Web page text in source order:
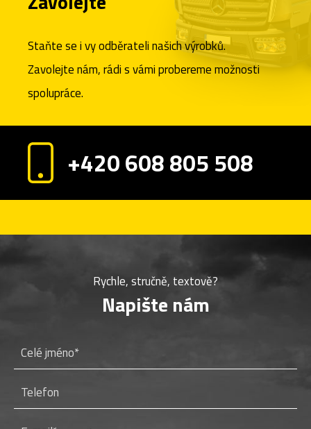
Staňte se i vy odběrateli našich výrobků.
Zavolejte nám, rádi s vámi probereme možnosti
spolupráce.
+420 608 805 508
Rychle, stručně, textově?
Napište nám